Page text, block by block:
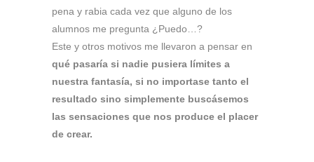
pena y rabia cada vez que alguno de los
alumnos me pregunta ¿Puedo…?
Este y otros motivos me llevaron a pensar en
qué pasaría si nadie pusiera límites a
nuestra fantasía, si no importase tanto el
resultado sino simplemente buscásemos
las sensaciones que nos produce el placer
de crear.